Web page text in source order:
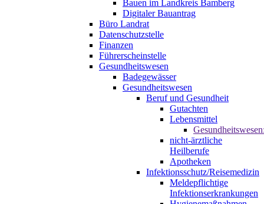
Bauen im Landkreis Bamberg
Digitaler Bauantrag
Büro Landrat
Datenschutzstelle
Finanzen
Führerscheinstelle
Gesundheitswesen
Badegewässer
Gesundheitswesen
Beruf und Gesundheit
Gutachten
Lebensmittel
nicht-ärztliche
Heilberufe
Apotheken
Infektionsschutz/Reisemedizin
Meldepflichtige
Infektionserkrankungen